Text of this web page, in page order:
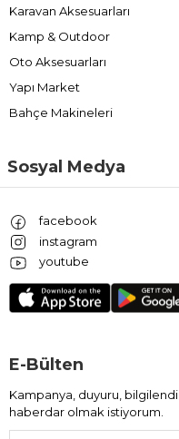
Karavan Aksesuarları
Kamp & Outdoor
Oto Aksesuarları
Yapı Market
Bahçe Makineleri
Sosyal Medya
facebook
instagram
youtube
E-Bülten
Kampanya, duyuru,
haberdar olmak istiyorum.